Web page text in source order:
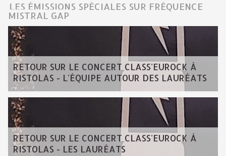
LES ÉMISSIONS SPÉCIALES SUR FRÉQUENCE
MISTRAL GAP
RETOUR SUR LE CONCERT CLASS'EUROCK À
RISTOLAS - L'ÉQUIPE AUTOUR DES LAURÉATS
RETOUR SUR LE CONCERT CLASS'EUROCK À
RISTOLAS - LES LAURÉATS